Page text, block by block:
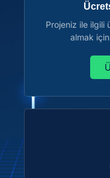
Projeniz ile ilgili
almak